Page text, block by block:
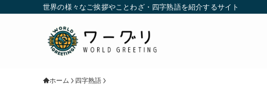
世界の様々なご挨拶やことわざ・四字熟語を紹介するサイト
ホーム 四字熟語